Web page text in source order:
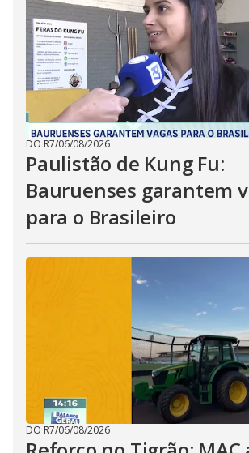
DO R7/06/08/2026
Paulistão de Kung Fu:
Bauruenses garantem
para o Brasileiro
DO R7/06/08/2026